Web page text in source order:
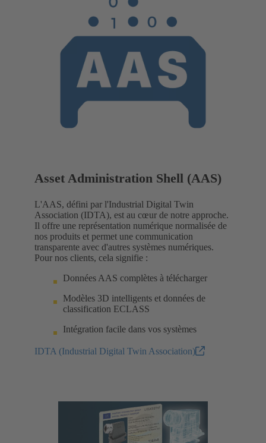
Asset Administration Shell (AAS)
L'AAS, défini par l'Industrial Digital Twin
Association (IDTA), est au cœur de notre approche.
Il offre une représentation numérique normalisée de
nos produits et permet une communication
transparente avec d'autres systèmes numériques.
Pour nos clients, cela signifie :
Données AAS complètes à télécharger
Modèles 3D intelligents et données de
classification ECLASS
Intégration facile dans vos systèmes
IDTA (Industrial Digital Twin Association)